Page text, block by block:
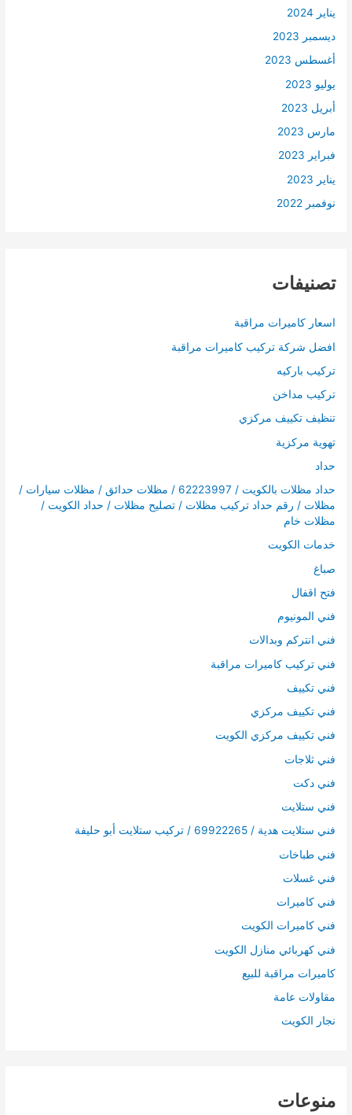
يناير 2024
ديسمبر 2023
أغسطس 2023
يوليو 2023
أبريل 2023
مارس 2023
فبراير 2023
يناير 2023
نوفمبر 2022
تصنيفات
اسعار كاميرات مراقبة
افضل شركة تركيب كاميرات مراقبة
تركيب باركيه
تركيب مداخن
تنظيف تكييف مركزي
تهوية مركزية
حداد
حداد مظلات بالكويت / 62223997 / مظلات حدائق / مظلات سيارات /
مظلات / رقم حداد تركيب مظلات / تصليح مظلات / حداد الكويت /
مظلات خام
خدمات الكويت
صباغ
فتح اقفال
فني المونيوم
فني انتركم وبدالات
فني تركيب كاميرات مراقبة
فني تكييف
فني تكييف مركزي
فني تكييف مركزي الكويت
فني ثلاجات
فني دكت
فني ستلايت
فني ستلايت هدية / 69922265 / تركيب ستلايت أبو حليفة
فني طباخات
فني غسلات
فني كاميرات
فني كاميرات الكويت
فني كهربائي منازل الكويت
كاميرات مراقبة للبيع
مقاولات عامة
نجار الكويت
منوعات